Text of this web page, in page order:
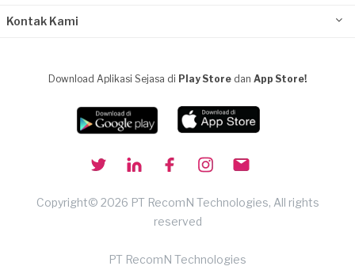
Kontak Kami
Download Aplikasi Sejasa di Play Store dan App Store!
Copyright© 2026 PT RecomN Technologies, All rights
reserved
PT RecomN Technologies